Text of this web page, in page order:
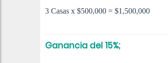
3 Casas x $500,000 = $1,500,000
Ganancia del 15%;